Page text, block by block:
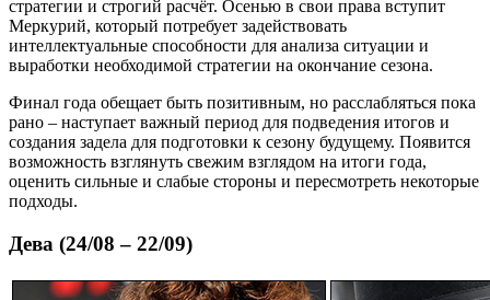
стратегии и строгий расчёт. Осенью в свои права вступит
Меркурий, который потребует задействовать
интеллектуальные способности для анализа ситуации и
выработки необходимой стратегии на окончание сезона.
Финал года обещает быть позитивным, но расслабляться пока
рано – наступает важный период для подведения итогов и
создания задела для подготовки к сезону будущему. Появится
возможность взглянуть свежим взглядом на итоги года,
оценить сильные и слабые стороны и пересмотреть некоторые
подходы.
Дева (24/08 – 22/09)